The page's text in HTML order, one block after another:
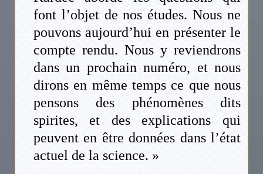
font l’objet de nos études. Nous ne
pouvons aujourd’hui en présenter le
compte rendu. Nous y reviendrons
dans un prochain numéro, et nous
dirons en même temps ce que nous
pensons des phénomènes dits
spirites, et des explications qui
peuvent en être données dans l’état
actuel de la science. »